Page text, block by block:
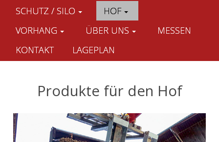
SCHUTZ / SILO
HOF
VORHANG
ÜBER UNS
MESSEN
KONTAKT
LAGEPLAN
Produkte für den Hof